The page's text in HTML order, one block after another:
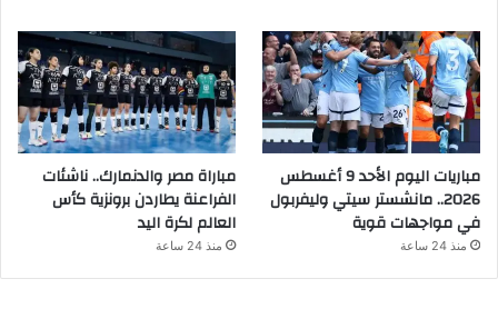
مباريات اليوم الأحد 9 أغسطس
2026.. مانشستر سيتي وليفربول
في مواجهات قوية
منذ 24 ساعة
مباراة مصر والدنمارك.. ناشئات
الفراعنة يطاردن برونزية كأس
العالم لكرة اليد
منذ 24 ساعة